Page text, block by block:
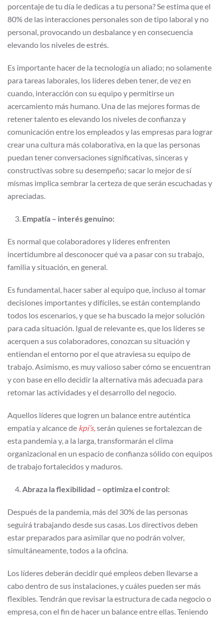
porcentaje de tu día le dedicas a tu persona? Se estima que el
80% de las interacciones personales son de tipo laboral y no
personal, provocando un desbalance y en consecuencia
elevando los niveles de estrés.
Es importante hacer de la tecnología un aliado; no solamente
para tareas laborales, los líderes deben tener, de vez en
cuando, interacción con su equipo y permitirse un
acercamiento más humano. Una de las mejores formas de
retener talento es elevando los niveles de confianza y
comunicación entre los empleados y las empresas para lograr
crear una cultura más colaborativa, en la que las personas
puedan tener conversaciones significativas, sinceras y
constructivas sobre su desempeño; sacar lo mejor de sí
mismas implica sembrar la certeza de que serán escuchadas y
apreciadas.
Empatía – interés genuino:
Es normal que colaboradores y líderes enfrenten
incertidumbre al desconocer qué va a pasar con su trabajo,
familia y situación, en general.
Es fundamental, hacer saber al equipo que, incluso al tomar
decisiones importantes y difíciles, se están contemplando
todos los escenarios, y que se ha buscado la mejor solución
para cada situación. Igual de relevante es, que los líderes se
acerquen a sus colaboradores, conozcan su situación y
entiendan el entorno por el que atraviesa su equipo de
trabajo. Asimismo, es muy valioso saber cómo se encuentran
y con base en ello decidir la alternativa más adecuada para
retomar las actividades y el desarrollo del negocio.
Aquellos líderes que logren un balance entre auténtica
empatía y alcance de kpi’s, serán quienes se fortalezcan de
esta pandemia y, a la larga, transformarán el clima
organizacional en un espacio de confianza sólido con equipos
de trabajo fortalecidos y maduros.
Abraza la flexibilidad – optimiza el control:
Después de la pandemia, más del 30% de las personas
seguirá trabajando desde sus casas. Los directivos deben
estar preparados para asimilar que no podrán volver,
simultáneamente, todos a la oficina.
Los líderes deberán decidir qué empleos deben llevarse a
cabo dentro de sus instalaciones, y cuáles pueden ser más
flexibles. Tendrán que revisar la estructura de cada negocio o
empresa, con el fin de hacer un balance entre ellas. Teniendo